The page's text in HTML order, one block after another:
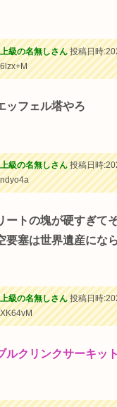
級の名無しさん投稿日時
ッフェル塔やろ
級の名無しさん投稿日時
ートの塊が硬すぎて
要塞は世界遺産にな
級の名無しさん投稿日時
ルクリンクサーキット